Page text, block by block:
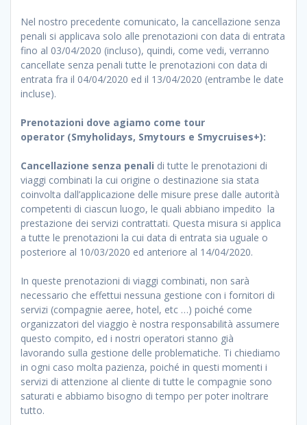
Nel nostro precedente comunicato, la cancellazione senza
penali si applicava solo alle prenotazioni con data di entrata
fino al 03/04/2020 (incluso), quindi, come vedi, verranno
cancellate senza penali tutte le prenotazioni con data di
entrata fra il 04/04/2020 ed il 13/04/2020 (entrambe le date
incluse).
Prenotazioni dove agiamo come tour
operator (Smyholidays, Smytours e Smycruises+):
Cancellazione senza penali di tutte le prenotazioni di
viaggi combinati la cui origine o destinazione sia stata
coinvolta dall’applicazione delle misure prese dalle autorità
competenti di ciascun luogo, le quali abbiano impedito la
prestazione dei servizi contrattati. Questa misura si applica
a tutte le prenotazioni la cui data di entrata sia uguale o
posteriore al 10/03/2020 ed anteriore al 14/04/2020.
In queste prenotazioni di viaggi combinati, non sarà
necessario che effettui nessuna gestione con i fornitori di
servizi (compagnie aeree, hotel, etc …) poiché come
organizzatori del viaggio è nostra responsabilità assumere
questo compito, ed i nostri operatori stanno già
lavorando sulla gestione delle problematiche. Ti chiediamo
in ogni caso molta pazienza, poiché in questi momenti i
servizi di attenzione al cliente di tutte le compagnie sono
saturati e abbiamo bisogno di tempo per poter inoltrare
tutto.